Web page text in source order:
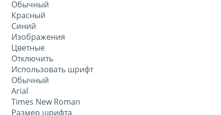
Обычный
Красный
Синий
Изображения
Цветные
Отключить
Использовать шрифт
Обычный
Arial
Times New Roman
Размер шрифта